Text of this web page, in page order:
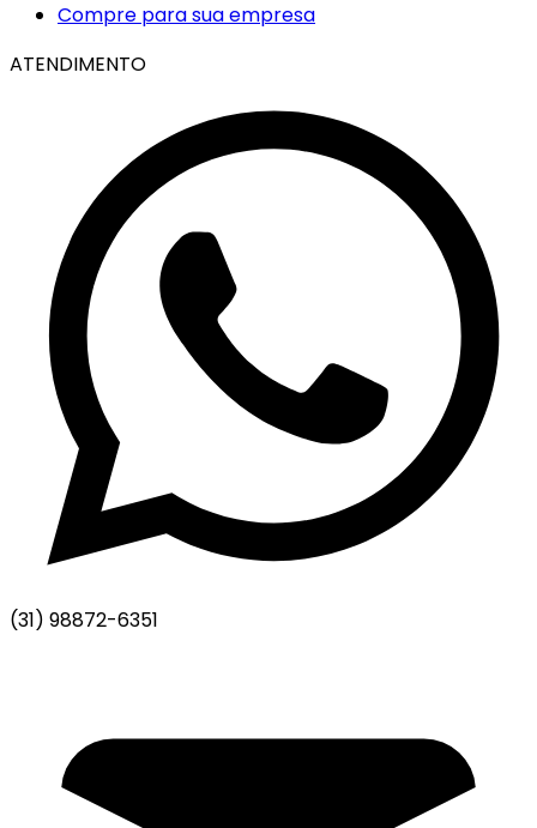
Compre para sua empresa
ATENDIMENTO
(31) 98872-6351